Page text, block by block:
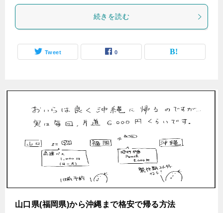
続きを読む
Tweet 0
山口県(福岡県)から沖縄まで格安で帰る方法